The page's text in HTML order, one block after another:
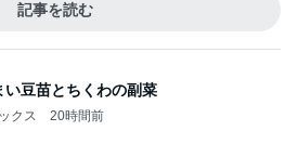
記事を読む
い豆苗とちくわの副菜
クス 20時間前